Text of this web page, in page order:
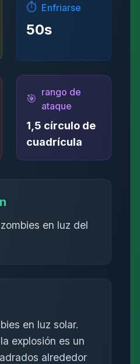
⏱️ Enfriarse
50s
🎯
rango de
ataque
1,5 círculo de
cuadrícula
en luz del
en luz solar.
explosión es un
alrededor